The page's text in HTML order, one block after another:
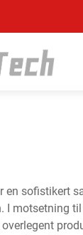
en sofistikert
I motsetning